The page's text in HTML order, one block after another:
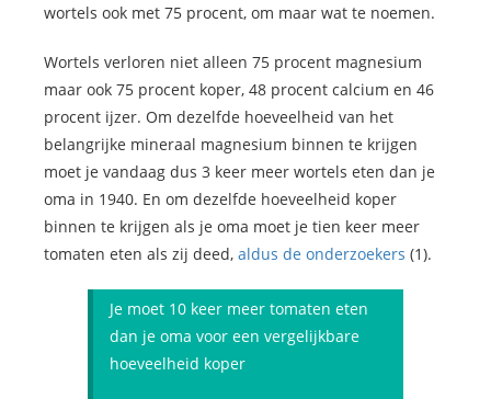
wortels ook met 75 procent, om maar wat te noemen.
Wortels verloren niet alleen 75 procent magnesium
maar ook 75 procent koper, 48 procent calcium en 46
procent ijzer. Om dezelfde hoeveelheid van het
belangrijke mineraal magnesium binnen te krijgen
moet je vandaag dus 3 keer meer wortels eten dan je
oma in 1940. En om dezelfde hoeveelheid koper
binnen te krijgen als je oma moet je tien keer meer
tomaten eten als zij deed, aldus de onderzoekers (1).
Je moet 10 keer meer tomaten eten
dan je oma voor een vergelijkbare
hoeveelheid koper